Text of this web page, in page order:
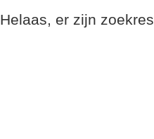
Helaas, er zijn